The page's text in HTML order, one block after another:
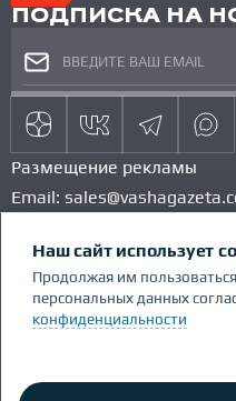
ПОДПИСКА НА
Размещение рекламы
Email:
КОМАНДА ПРОЕКТА
КОНКУРС
ГЛОССАРИЙ
Сделано Люди.People
Наш сайт использует
Продолжая им
персональных данных
конфиденциальности